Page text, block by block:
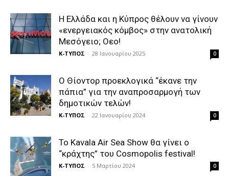
Η Ελλάδα και η Κύπρος θέλουν να γίνουν
«ενεργειακός κόμβος» στην ανατολική
Μεσόγειο; Οεο!
Κ-ΤΥΠΟΣ - 28 Ιανουαρίου 2025 0
Ο Θίοντορ προεκλογικά “έκανε την
πάπια” για την αναπροσαρμογή των
δημοτικών τελών!
Κ-ΤΥΠΟΣ - 22 Ιανουαρίου 2024 0
Το Kavala Air Sea Show θα γίνει ο
“κράχτης” του Cosmopolis festival!
Κ-ΤΥΠΟΣ - 5 Μαρτίου 2024 0